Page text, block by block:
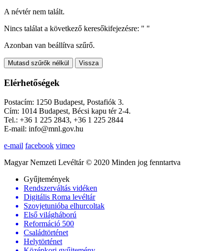
A névtér nem talált.
Nincs találat a következő keresőkifejezésre: " "
Azonban van beállítva szűrő.
Mutasd szűrők nélkül Vissza
Elérhetőségek
Postacím: 1250 Budapest, Postafiók 3.
Cím: 1014 Budapest, Bécsi kapu tér 2-4.
Tel.: +36 1 225 2843, +36 1 225 2844
E-mail: info@mnl.gov.hu
e-mail facebook vimeo
Magyar Nemzeti Levéltár © 2020 Minden jog fenntartva
Gyűjtemények
Rendszerváltás vidéken
Digitális Roma levéltár
Szovjetunióba elhurcoltak
Első világháború
Reformáció 500
Családtörténet
Helytörténet